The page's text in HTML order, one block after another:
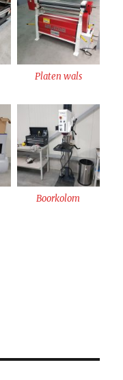
Platen wals
Boorkolom